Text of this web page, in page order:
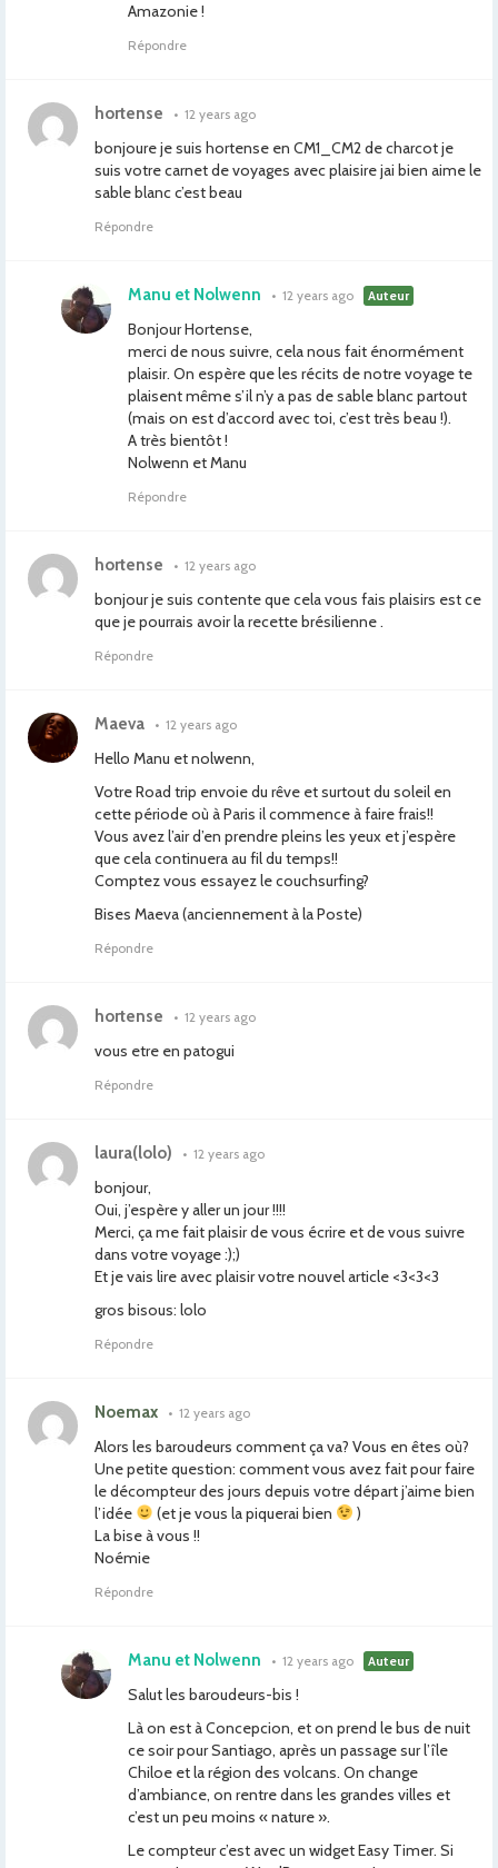
Amazonie !
Répondre
hortense • 12 years ago
bonjoure je suis hortense en CM1_CM2 de charcot je
suis votre carnet de voyages avec plaisire jai bien aime le
sable blanc c’est beau
Répondre
Manu et Nolwenn • 12 years ago Auteur
Bonjour Hortense,
merci de nous suivre, cela nous fait énormément
plaisir. On espère que les récits de notre voyage te
plaisent même s’il n’y a pas de sable blanc partout
(mais on est d’accord avec toi, c’est très beau !).
A très bientôt !
Nolwenn et Manu
Répondre
hortense • 12 years ago
bonjour je suis contente que cela vous fais plaisirs est ce
que je pourrais avoir la recette brésilienne .
Répondre
Maeva • 12 years ago
Hello Manu et nolwenn,
Votre Road trip envoie du rêve et surtout du soleil en
cette période où à Paris il commence à faire frais!!
Vous avez l’air d’en prendre pleins les yeux et j’espère
que cela continuera au fil du temps!!
Comptez vous essayez le couchsurfing?
Bises Maeva (anciennement à la Poste)
Répondre
hortense • 12 years ago
vous etre en patogui
Répondre
laura(lolo) • 12 years ago
bonjour,
Oui, j’espère y aller un jour !!!!
Merci, ça me fait plaisir de vous écrire et de vous suivre
dans votre voyage :);)
Et je vais lire avec plaisir votre nouvel article <3<3<3
gros bisous: lolo
Répondre
Noemax • 12 years ago
Alors les baroudeurs comment ça va? Vous en êtes où?
Une petite question: comment vous avez fait pour faire
le décompteur des jours depuis votre départ j’aime bien
l’idée
(et je vous la piquerai bien
)
La bise à vous !!
Noémie
Répondre
Manu et Nolwenn • 12 years ago Auteur
Salut les baroudeurs-bis !
Là on est à Concepcion, et on prend le bus de nuit
ce soir pour Santiago, après un passage sur l’île
Chiloe et la région des volcans. On change
d’ambiance, on rentre dans les grandes villes et
c’est un peu moins « nature ».
Le compteur c’est avec un widget Easy Timer. Si